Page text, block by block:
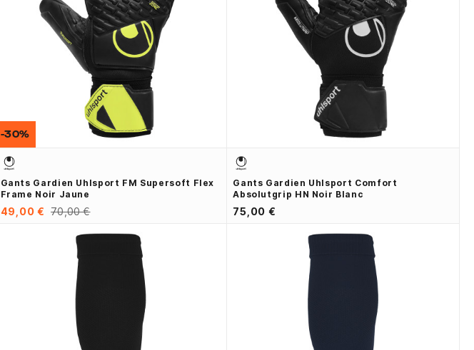
Gants Gardien Uhlsport FM Supersoft Flex
Frame Noir Jaune
49,00 € 70,00 €
-30%
Gants Gardien Uhlsport Comfort
Absolutgrip HN Noir Blanc
75,00 €